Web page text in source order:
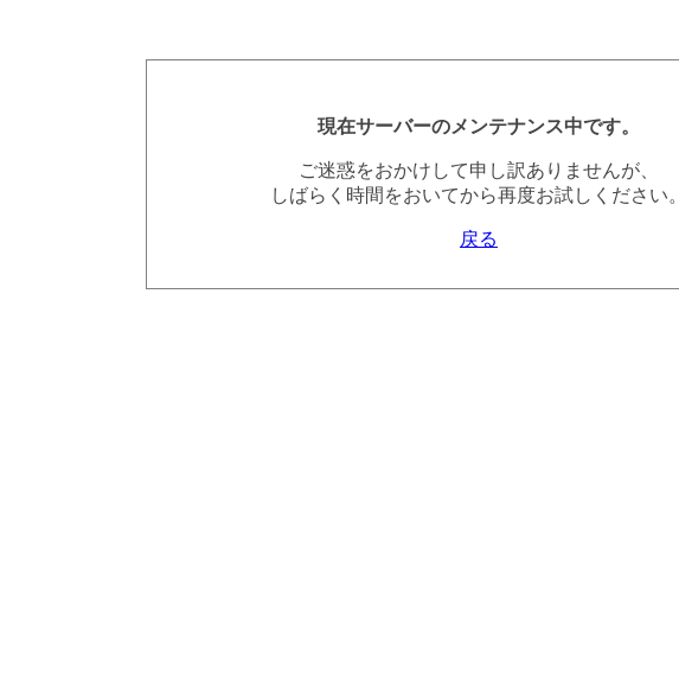
現在サーバーのメンテナンス中です。
ご迷惑をおかけして申し訳ありませんが、
しばらく時間をおいてから再度お試しください。
戻る